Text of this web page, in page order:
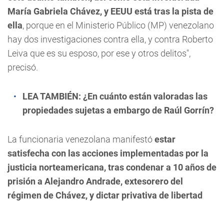
María Gabriela Chávez, y EEUU está tras la pista de
ella, porque en el Ministerio Público (MP) venezolano
hay dos investigaciones contra ella, y contra Roberto
Leiva que es su esposo, por ese y otros delitos",
precisó.
LEA TAMBIÉN: ¿En cuánto están valoradas las
propiedades sujetas a embargo de Raúl Gorrín?
La funcionaria venezolana manifestóestar
satisfecha con las acciones implementadas por la
justicia norteamericana, tras condenar a 10 años de
prisión a Alejandro Andrade, extesorero del
régimen de Chávez, y dictar privativa de libertad